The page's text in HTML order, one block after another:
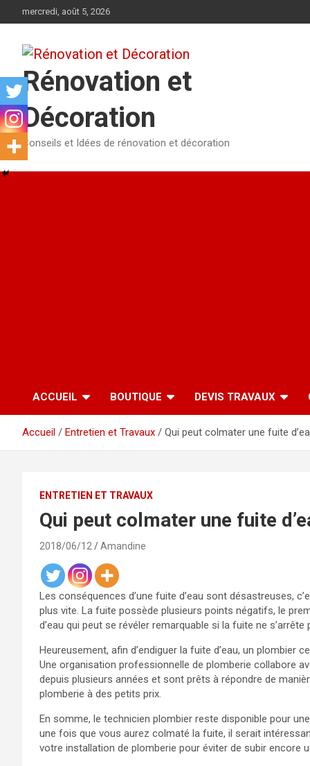
au
mercredi, août 5, 2026
Rénovation et
Décoration
Conseils et Idées de rénovation et décoration
ACCUEIL BOUTIQUE DEVIS TRAVAUX
Accueil Entretien et Travaux Qui peut colmater une fuite
ENTRETIEN ET TRAVAUX
Qui peut colmater une fuite
2018/06/12 Amandine
Les conséquences d’une fuite d’eau sont désastreuses,
plus vite. La fuite possède plusieurs points négatifs, le
d’eau qui peut se révéler remarquable si la fuite ne s’arrête
Heureusement, afin d’endiguer la fuite d’eau, un plombier
Une organisation professionnelle de plomberie collabore
depuis plusieurs années et sont prêts à répondre de
plomberie à des petits prix.
En somme, le technicien plombier reste disponible pour
une fois que vous aurez colmaté la fuite, il serait
votre installation de plomberie pour éviter de subir encore